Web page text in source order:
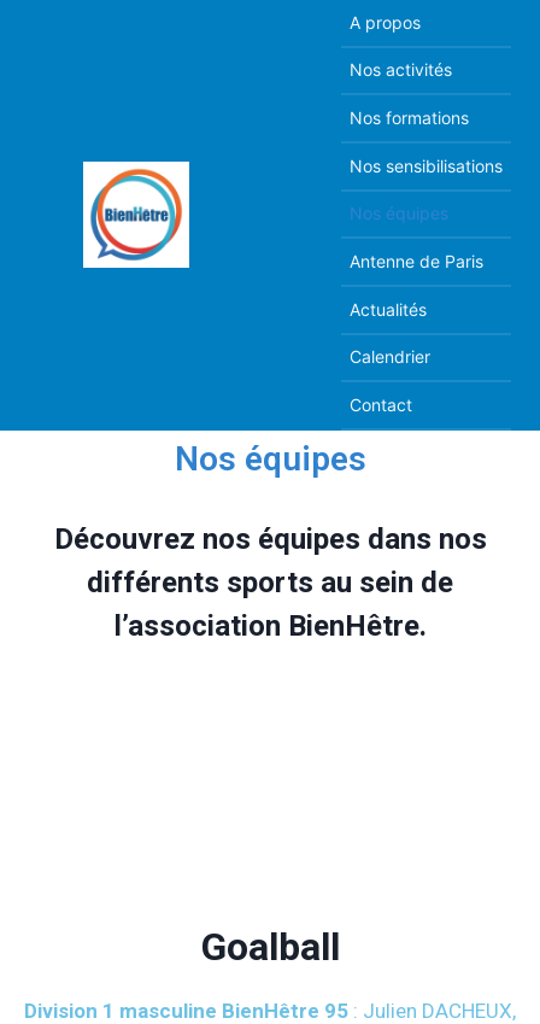
A propos
Nos activités
Nos formations
Nos sensibilisations
Nos équipes
Antenne de Paris
Actualités
Calendrier
Contact
Nos équipes
Découvrez nos équipes dans nos
différents sports au sein de
l’association BienHêtre.
Goalball
Division 1 masculine BienHêtre 95 : Julien DACHEUX,